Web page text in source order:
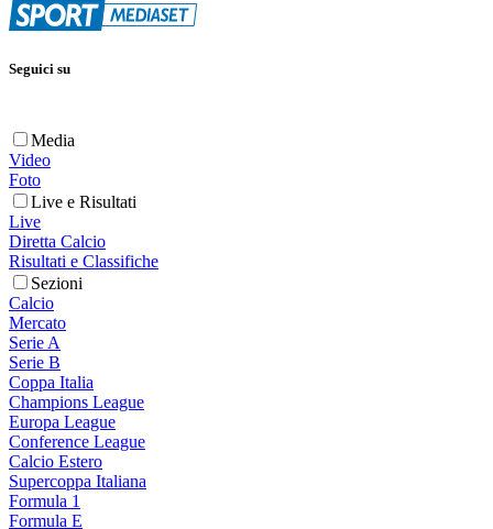
Seguici su
Media
Video
Foto
Live e Risultati
Live
Diretta Calcio
Risultati e Classifiche
Sezioni
Calcio
Mercato
Serie A
Serie B
Coppa Italia
Champions League
Europa League
Conference League
Calcio Estero
Supercoppa Italiana
Formula 1
Formula E